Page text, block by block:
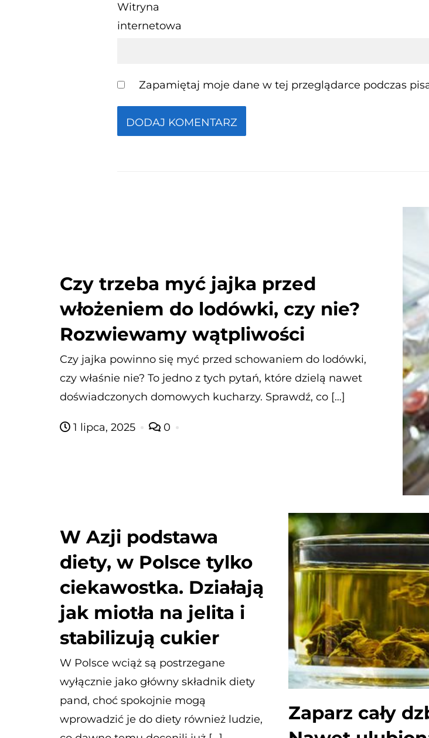
Witryna
internetowa
Zapamiętaj moje dane w tej przeglądarce podczas
Czy trzeba myć jajka przed
włożeniem do lodówki, czy nie?
Rozwiewamy wątpliwości
Czy jajka powinno się myć przed schowaniem do lodówki,
czy właśnie nie? To jedno z tych pytań, które dzielą nawet
doświadczonych domowych kucharzy. Sprawdź, co […]
1 lipca, 2025 0
W Azji podstawa
diety, w Polsce tylko
ciekawostka. Działają
jak miotła na jelita i
stabilizują cukier
W Polsce wciąż są postrzegane
wyłącznie jako główny składnik diety
pand, choć spokojnie mogą
wprowadzić je do diety również ludzie,
Zaparz cały